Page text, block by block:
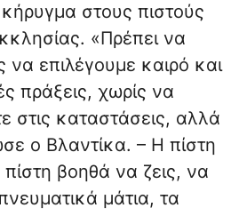
στους πιστούς
«Πρέπει να
να επιλέγουμε καιρό και
πράξεις, χωρίς να
στις καταστάσεις, αλλά
ο Βλαντίκα. – Η πίστη
βοηθά να ζεις, να
μάτια, τα